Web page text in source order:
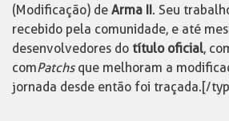
(Modificação) de Arma II. Seu
recebido pela comunidade, e até
desenvolvedores do título oficial,
comPatchsque melhoram a
jornada desde então foi traçada.[/